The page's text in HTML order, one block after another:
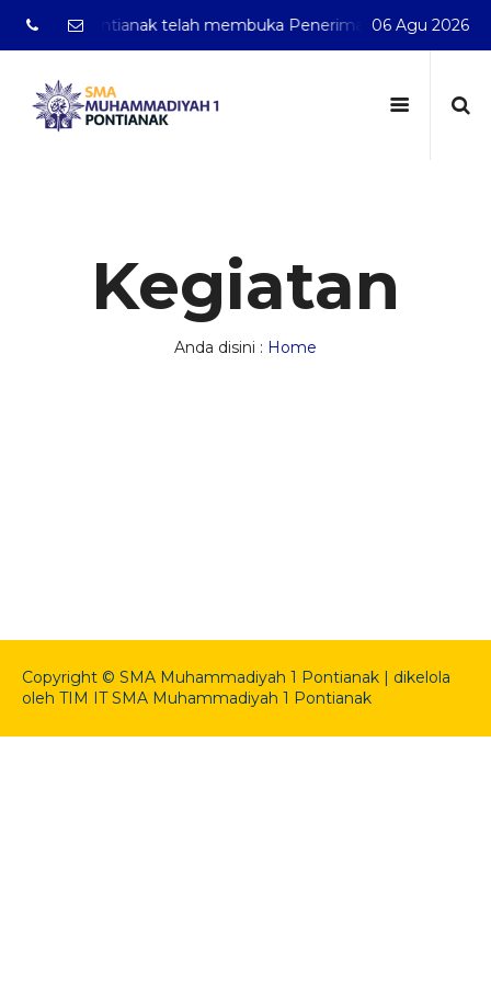
1 Pontianak telah membuka Penerimaan Murid Baru
06 Agu 2026
Kegiatan
Anda disini : Home
Copyright © SMA Muhammadiyah 1 Pontianak | dikelola
oleh TIM IT SMA Muhammadiyah 1 Pontianak